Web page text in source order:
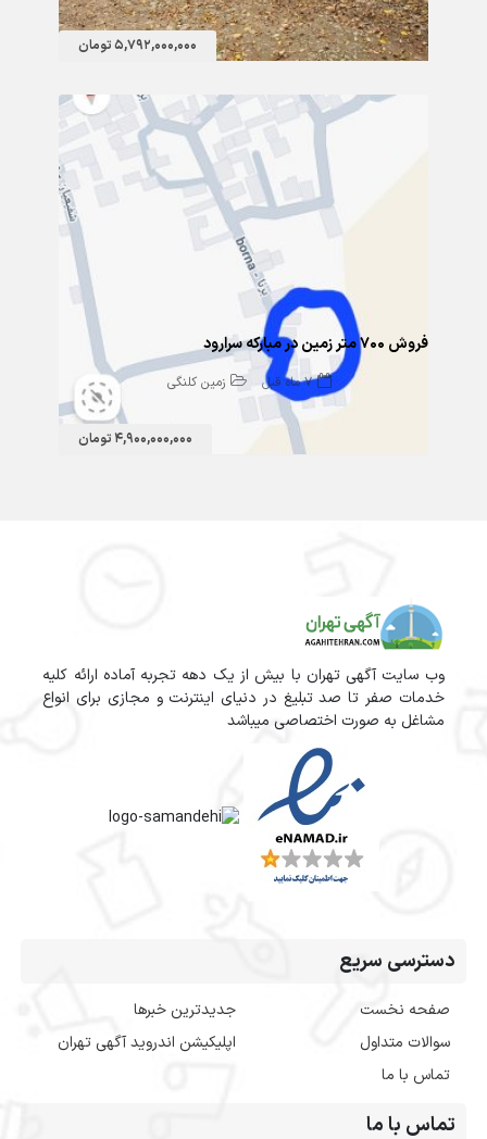
5,792,000,000 تومان
4,900,000,000 تومان
فروش ۷۰۰ متر زمین در مبارکه سرارود
7 ماه قبل زمین کلنگی
وب سایت آگهی تهران با بیش از یک دهه تجربه آماده ارائه کلیه
خدمات صفر تا صد تبلیغ در دنیای اینترنت و مجازی برای انواع
مشاغل به صورت اختصاصی میباشد
دسترسی سریع
صفحه نخست
سوالات متداول
تماس با ما
جدیدترین خبرها
اپلیکیشن اندروید آگهی تهران
تماس با ما